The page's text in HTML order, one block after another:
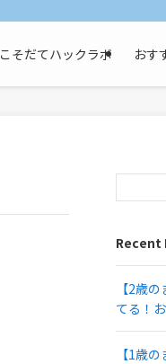
こそだてハックラボ おす
Recent
【2歳
てる！
【1歳